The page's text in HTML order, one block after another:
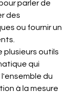
parler de
des
ou fournir un
plusieurs outils
qui
du
à la mesure